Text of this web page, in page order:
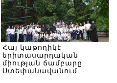
Հայ կաթողիկէ
երիտասարդական
միության ճամբարը
Ստեփանավանում